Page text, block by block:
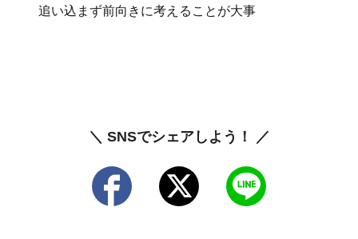
追い込まず前向きに考えることが大事
＼ SNSでシェアしよう！ ／